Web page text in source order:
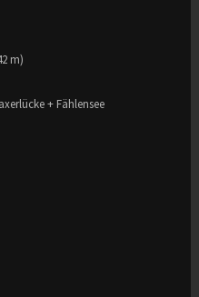
m)
+ Fählensee